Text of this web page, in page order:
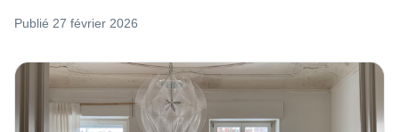
Publié 27 février 2026